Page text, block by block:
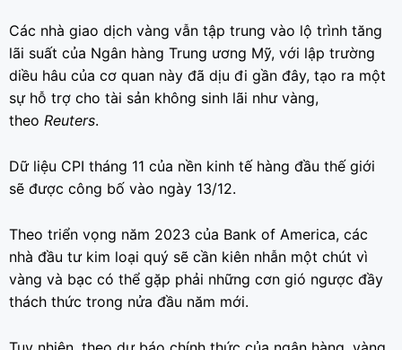
Các nhà giao dịch vàng vẫn tập trung vào lộ trình tăng
lãi suất của Ngân hàng Trung ương Mỹ, với lập trường
diều hâu của cơ quan này đã dịu đi gần đây, tạo ra một
sự hỗ trợ cho tài sản không sinh lãi như vàng,
theo Reuters.
Dữ liệu CPI tháng 11 của nền kinh tế hàng đầu thế giới
sẽ được công bố vào ngày 13/12.
Theo triển vọng năm 2023 của Bank of America, các
nhà đầu tư kim loại quý sẽ cần kiên nhẫn một chút vì
vàng và bạc có thể gặp phải những cơn gió ngược đầy
thách thức trong nửa đầu năm mới.